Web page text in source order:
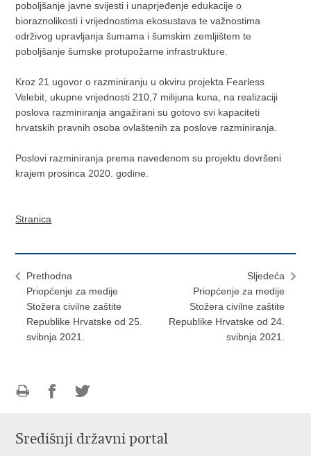
poboljšanje javne svijesti i unaprjeđenje edukacije o
bioraznolikosti i vrijednostima ekosustava te važnostima
održivog upravljanja šumama i šumskim zemljištem te
poboljšanje šumske protupožarne infrastrukture.
Kroz 21 ugovor o razminiranju u okviru projekta Fearless
Velebit, ukupne vrijednosti 210,7 milijuna kuna, na realizaciji
poslova razminiranja angažirani su gotovo svi kapaciteti
hrvatskih pravnih osoba ovlaštenih za poslove razminiranja.
Poslovi razminiranja prema navedenom su projektu dovršeni
krajem prosinca 2020. godine.
Stranica
Prethodna
Priopćenje za medije
Stožera civilne zaštite
Republike Hrvatske od 25.
svibnja 2021.
Sljedeća
Priopćenje za medije
Stožera civilne zaštite
Republike Hrvatske od 24.
svibnja 2021.
FacebookuTwitteru
Središnji državni portal